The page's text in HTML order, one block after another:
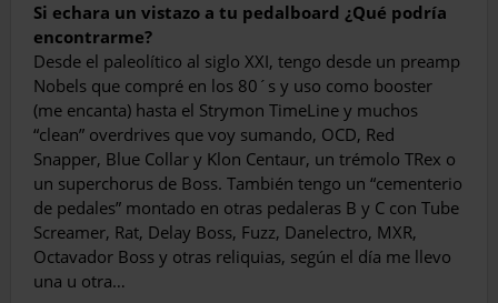
Si echara un vistazo a tu pedalboard ¿Qué podría
encontrarme?
Desde el paleolítico al siglo XXI, tengo desde un preamp
Nobels que compré en los 80´s y uso como booster
(me encanta) hasta el Strymon TimeLine y muchos
“clean” overdrives que voy sumando, OCD, Red
Snapper, Blue Collar y Klon Centaur, un trémolo TRex o
un superchorus de Boss. También tengo un “cementerio
de pedales” montado en otras pedaleras B y C con Tube
Screamer, Rat, Delay Boss, Fuzz, Danelectro, MXR,
Octavador Boss y otras reliquias, según el día me llevo
una u otra…